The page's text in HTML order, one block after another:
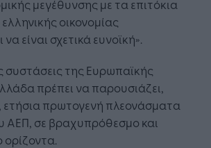
μεγέθυνσης με τα επιτόκια
οικονομίας
είναι σχετικά ευνοϊκή».
συστάσεις της Ευρωπαϊκής
πρέπει να παρουσιάζει,
ετήσια πρωτογενή πλεονάσματα
ΑΕΠ, σε βραχυπρόθεσμο και